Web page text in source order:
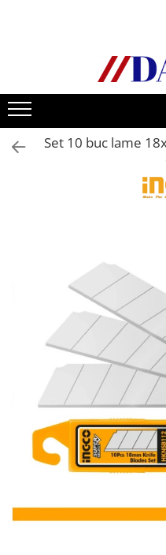
Bullbare, Suporti lumini
Accesorii inox
DAF
CF Euro 6
Mercedes Actros
Mercedes Actros MP2
Mercedes Actros MP3
Mercedes Actros MP6
Set 10 buc lame